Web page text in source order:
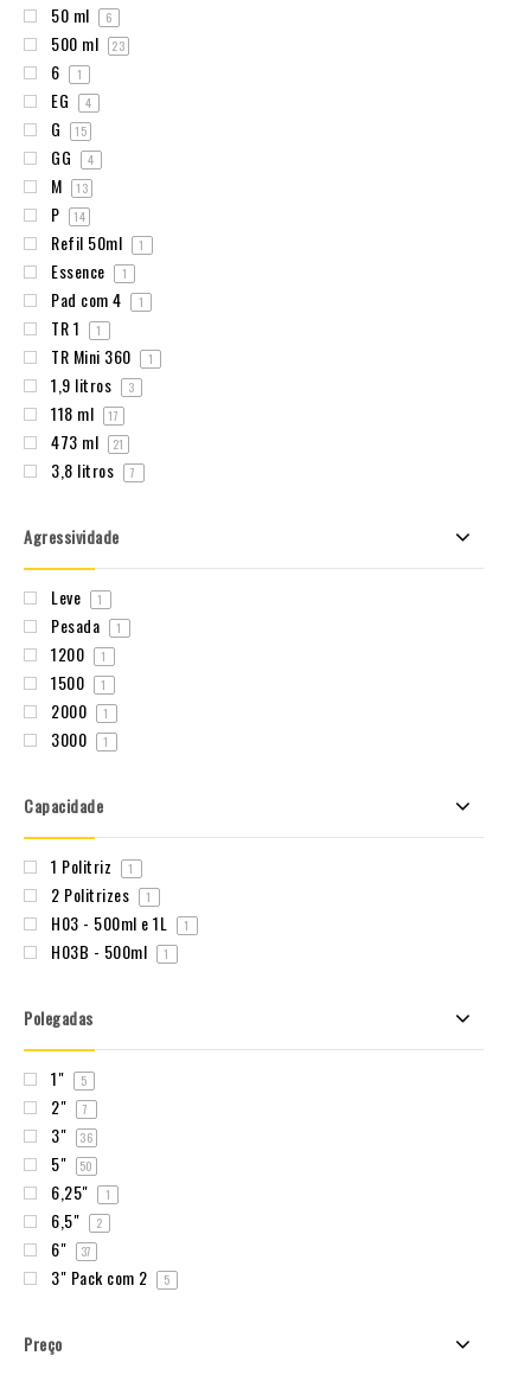
50 ml 6
500 ml 23
6 1
EG 4
G 15
GG 4
M 13
P 14
Refil 50ml 1
Essence 1
Pad com 4 1
TR 1 1
TR Mini 360 1
1,9 litros 3
118 ml 17
473 ml 21
3,8 litros 7
Agressividade
Leve 1
Pesada 1
1200 1
1500 1
2000 1
3000 1
Capacidade
1 Politriz 1
2 Politrizes 1
H03 - 500ml e 1L 1
H03B - 500ml 1
Polegadas
1" 5
2" 7
3" 36
5" 50
6,25" 1
6,5" 2
6" 37
3" Pack com 2 5
Preço